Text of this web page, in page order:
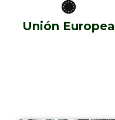
Unión Europea